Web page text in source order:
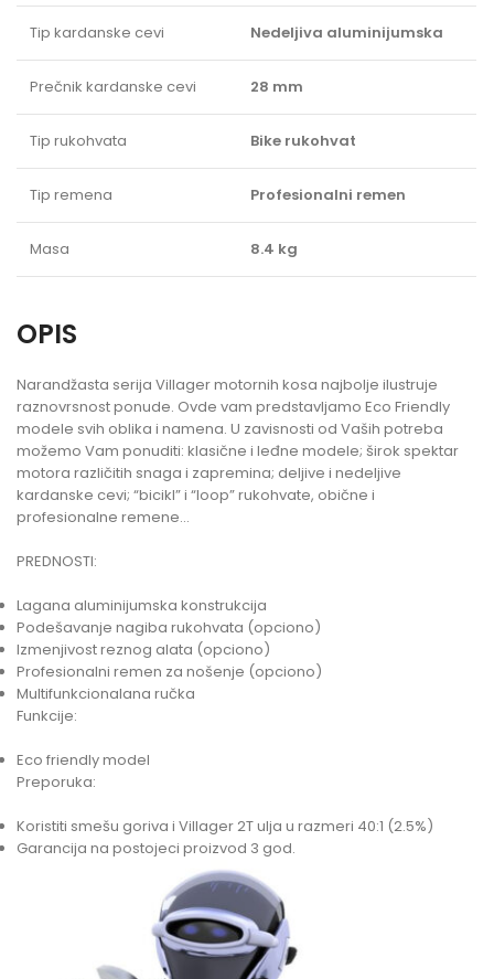
Tip kardanske cevi Nedeljiva aluminijumska
Prečnik kardanske cevi 28 mm
Tip rukohvata Bike rukohvat
Tip remena Profesionalni remen
Masa 8.4 kg
OPIS
Narandžasta serija Villager motornih kosa najbolje ilustruje
raznovrsnost ponude. Ovde vam predstavljamo Eco Friendly
modele svih oblika i namena. U zavisnosti od Vaših potreba
možemo Vam ponuditi: klasične i leđne modele; širok spektar
motora različitih snaga i zapremina; deljive i nedeljive
kardanske cevi; “bicikl” i “loop” rukohvate, obične i
profesionalne remene…
PREDNOSTI:
Lagana aluminijumska konstrukcija
Podešavanje nagiba rukohvata (opciono)
Izmenjivost reznog alata (opciono)
Profesionalni remen za nošenje (opciono)
Multifunkcionalana ručka
Funkcije:
Eco friendly model
Preporuka:
Koristiti smešu goriva i Villager 2T ulja u razmeri 40:1 (2.5%)
Garancija na postojeci proizvod 3 god.